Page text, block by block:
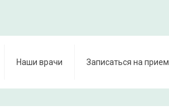
Наши врачи Записаться на прием